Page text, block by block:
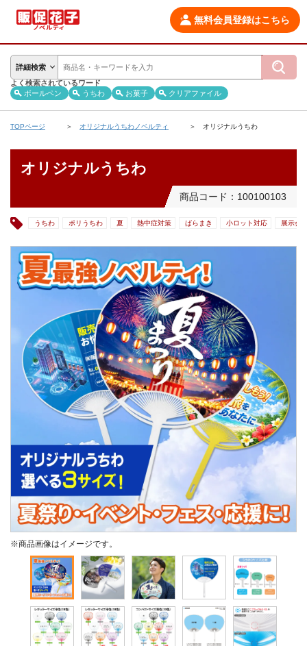
無料会員登録はこちら
詳細検索
よく検索されているワード
ボールペン
うちわ お菓子 クリアファイル
TOPページ オリジナルうちわノベルティ オリジナルうちわ
オリジナルうちわ
商品コード：100100103
うちわ ポリうちわ 夏 熱中症対策 ばらまき 小ロット対応 展示会
※商品画像はイメージです。